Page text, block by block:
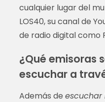
cualquier lugar del
LOS40, su canal de
de radio digital como
¿Qué emisoras
escuchar a
Además de escuchar